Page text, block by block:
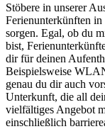
Stöbere in unserer
Ferienunterkünften
sorgen. Egal, ob du
bist,
dir für deinen
Beispielsweise
genau du dir auch
Unterkunft, die all
vielfältiges Angebot
einschließlich